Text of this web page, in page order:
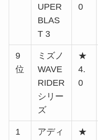
UPER
BLAS
T 3
0
9
位
ミズノ
WAVE
RIDER
シリー
ズ
★
4.
0
1
アディ
★